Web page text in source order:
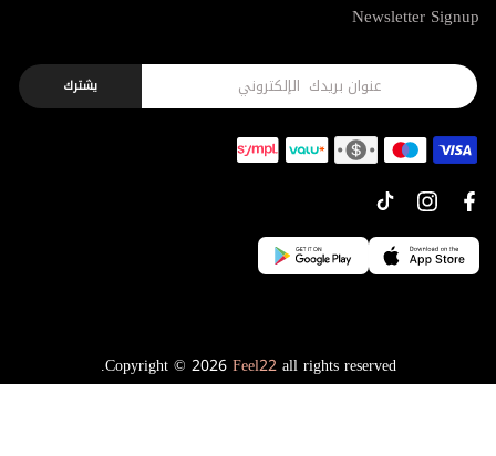
Newsletter Signup
يشترك
Copyright © 2026Feel22all rights reserved.